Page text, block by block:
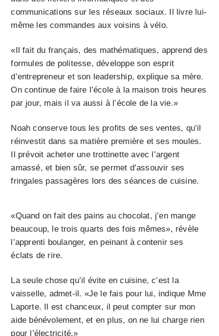
communications sur les réseaux sociaux. Il livre lui-
même les commandes aux voisins à vélo.
«Il fait du français, des mathématiques, apprend des
formules de politesse, développe son esprit
d’entrepreneur et son leadership, explique sa mère.
On continue de faire l’école à la maison trois heures
par jour, mais il va aussi à l’école de la vie.»
Noah conserve tous les profits de ses ventes, qu’il
réinvestit dans sa matière première et ses moules.
Il prévoit acheter une trottinette avec l’argent
amassé, et bien sûr, se permet d’assouvir ses
fringales passagères lors des séances de cuisine.
«Quand on fait des pains au chocolat, j’en mange
beaucoup, le trois quarts des fois mêmes», révèle
l’apprenti boulanger, en peinant à contenir ses
éclats de rire.
La seule chose qu’il évite en cuisine, c’est la
vaisselle, admet-il. «Je le fais pour lui, indique Mme
Laporte. Il est chanceux, il peut compter sur mon
aide bénévolement, et en plus, on ne lui charge rien
pour l’électricité.»